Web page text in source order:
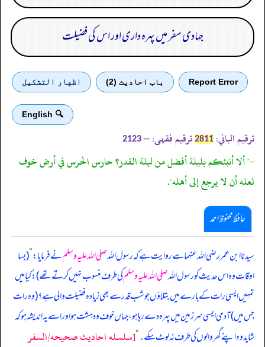
جہادی سفر میں پہرہ داری اور اس کی فضیلت
Report Error باب احادیث (2) اظهار التشكيل
🔍 English
ترقیم الباني: 2811 ترقیم فقہی: --
2123
-" ألا أنبئكم بليلة أفضل من ليلة القدر؟ حارس الحرس في أرض خوف
لعله أن لا يرجع إلى أهله".
حافظ محفوظ احمد
سیدنا ابن عمر رضی اللہ عنہما سے روایت ہے کہ رسول اللہصلی اللہ علیہ وسلمنے فرمایا:”(بسا
اوقات وہ اس حدیث کو رسول اللہصلی اللہ علیہ وسلمکی طرف منسوب نہیں کرتے تھے): کیا میں
تمہیں ایسی رات کے بارے میں بتلاؤں جو شب قدر سے بھی زیادہ فضیلت والی ہے؟ (وہ رات
جس میں) آدمی ایسی سرزمین میں پہرہ دے رہا ہو، جہاں خوف و دہشت ہو اور اسے یہ اندیشہ ہو کہ
شاید وہ اپنے گھر والوں کی طرف نہ لوٹ سکے۔“[سلسله احاديث صحيحه/السفر